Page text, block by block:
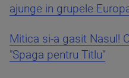
ajunge in grupele
Mitica si-a gasit Nasul!
"Spaga pentru Titlu"